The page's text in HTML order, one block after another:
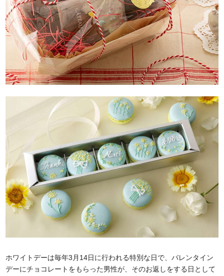
ホワイトデーは毎年3月14日に行われる特別な日で、バレンタイン
デーにチョコレートをもらった男性が、そのお返しをする日として